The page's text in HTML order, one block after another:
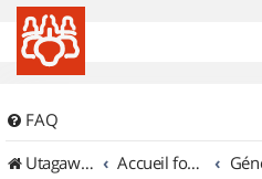
FAQ
UtagawaVTT (Randos VTT et VTTAE avec traces GPS)
Accueil forum